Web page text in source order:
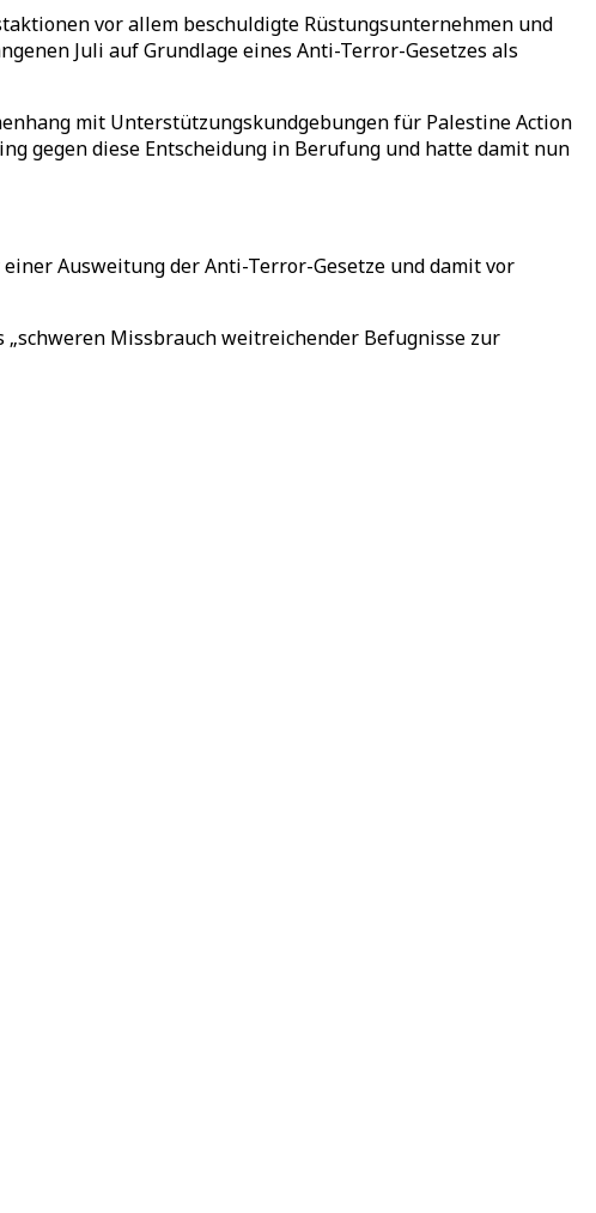
vor allem beschuldigte Rüstungsunternehmen und
Juli auf Grundlage eines Anti-Terror-Gesetzes als
mit Unterstützungskundgebungen für Palestine Action
gegen diese Entscheidung in Berufung und hatte damit nun
Ausweitung der Anti-Terror-Gesetze und damit vor
Missbrauch weitreichender Befugnisse zur